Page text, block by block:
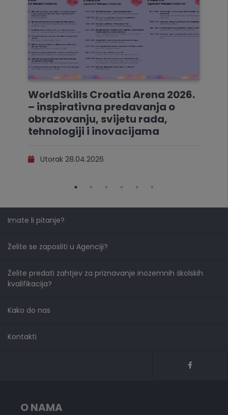
WorldSkills Croatia Arena 2026.
– inspirativna predavanja o
obrazovanju, svijetu rada,
tehnologiji i inovacijama
Utorak 28.04.2026
Imate li pitanje?
Želite se zaposliti u Agenciji?
Želite predati zahtjev za priznavanje inozemnih školskih
kvalifikacija?
Kako do nas
Kontakti
O NAMA